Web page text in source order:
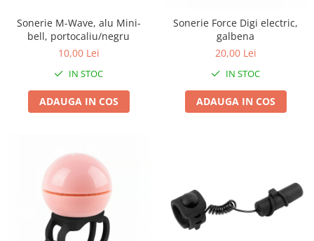
Camere
Cuvete (headset)
Frâne pe jantă
Discuri (rotoare)
Plăcuțe frână
Piese frâne
Frâne pe disc
Furci fixe
Piese furci
Pompe
Produse întreținere
Scaune copii
Sisteme antifurt
Încălțăminte
Sonerie M-Wave, alu Mini-
bell, portocaliu/negru
10,00 Lei
IN STOC
ADAUGA IN COS
Sonerie Force Digi electric,
galbena
20,00 Lei
IN STOC
ADAUGA IN COS